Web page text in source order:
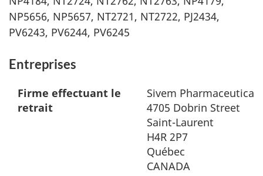
NP5656, NP5657, NT2721, NT2722, PJ2434,
PV6243, PV6244, PV6245
Entreprises
Firme effectuant le
retrait
Sivem Pharmaceuticals
4705 Dobrin Street
Saint-Laurent
H4R 2P7
Québec
CANADA